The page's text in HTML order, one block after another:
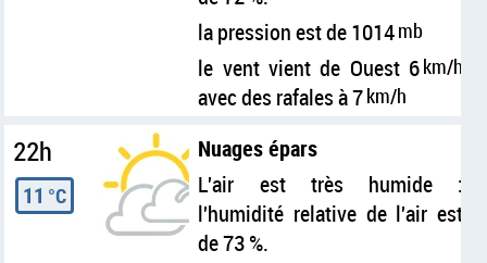
la pression est de 1014mb
le vent vient de Ouest 6km/h
avec des rafales à 7km/h
22h
11 °C
Nuages épars
L'air est très humide :
l'humidité relative de l'air est
de 73 %.